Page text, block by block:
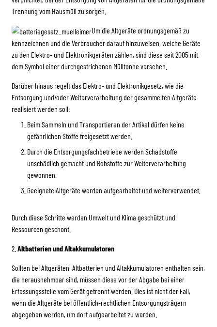
Trennung vom Hausmüll zu sorgen.
Um die Altgeräte ordnungsgemäß zu
kennzeichnen und die Verbraucher darauf hinzuweisen, welche Geräte
zu den Elektro- und Elektronikgeräten zählen, sind diese seit 2005 mit
dem Symbol einer durchgestrichenen Mülltonne versehen.
Darüber hinaus regelt das Elektro- und Elektronikgesetz, wie die
Entsorgung und/oder Weiterverarbeitung der gesammelten Altgeräte
realisiert werden soll:
Beim Sammeln und Transportieren der Artikel dürfen keine
gefährlichen Stoffe freigesetzt werden.
Durch die Entsorgungsfachbetriebe werden Schadstoffe
unschädlich gemacht und Rohstoffe zur Weiterverarbeitung
gewonnen.
Geeignete Altgeräte werden aufgearbeitet und weiterverwendet.
Durch diese Schritte werden Umwelt und Klima geschützt und
Ressourcen geschont.
2. Altbatterien und Altakkumulatoren
Sollten bei Altgeräten, Altbatterien und Altakkumulatoren enthalten sein,
die herausnehmbar sind, müssen diese vor der Abgabe bei einer
Erfassungsstelle vom Gerät getrennt werden. Dies ist nicht der Fall,
wenn die Altgeräte bei öffentlich-rechtlichen Entsorgungsträgern
abgegeben werden, um dort aufgearbeitet zu werden.